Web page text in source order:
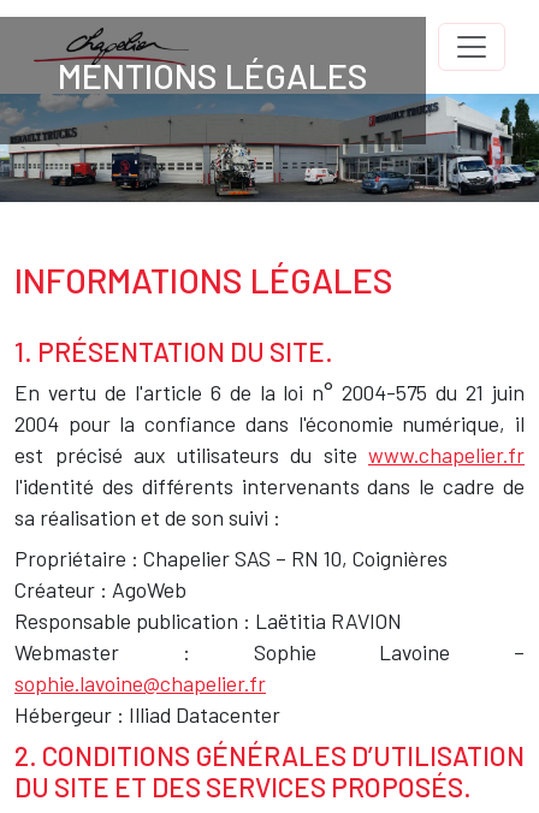
Aller au contenu principal
Image
Titre
MENTIONS LÉGALES
Texte
INFORMATIONS LÉGALES
1. PRÉSENTATION DU SITE.
En vertu de l'article 6 de la loi n° 2004-575 du 21 juin
2004 pour la confiance dans l'économie numérique, il
est précisé aux utilisateurs du site www.chapelier.fr
l'identité des différents intervenants dans le cadre de
sa réalisation et de son suivi :
Propriétaire : Chapelier SAS – RN 10, Coignières
Créateur : AgoWeb
Responsable publication : Laëtitia RAVION
Webmaster : Sophie Lavoine –
sophie.lavoine@chapelier.fr
Hébergeur : Illiad Datacenter
2. CONDITIONS GÉNÉRALES D’UTILISATION
DU SITE ET DES SERVICES PROPOSÉS.